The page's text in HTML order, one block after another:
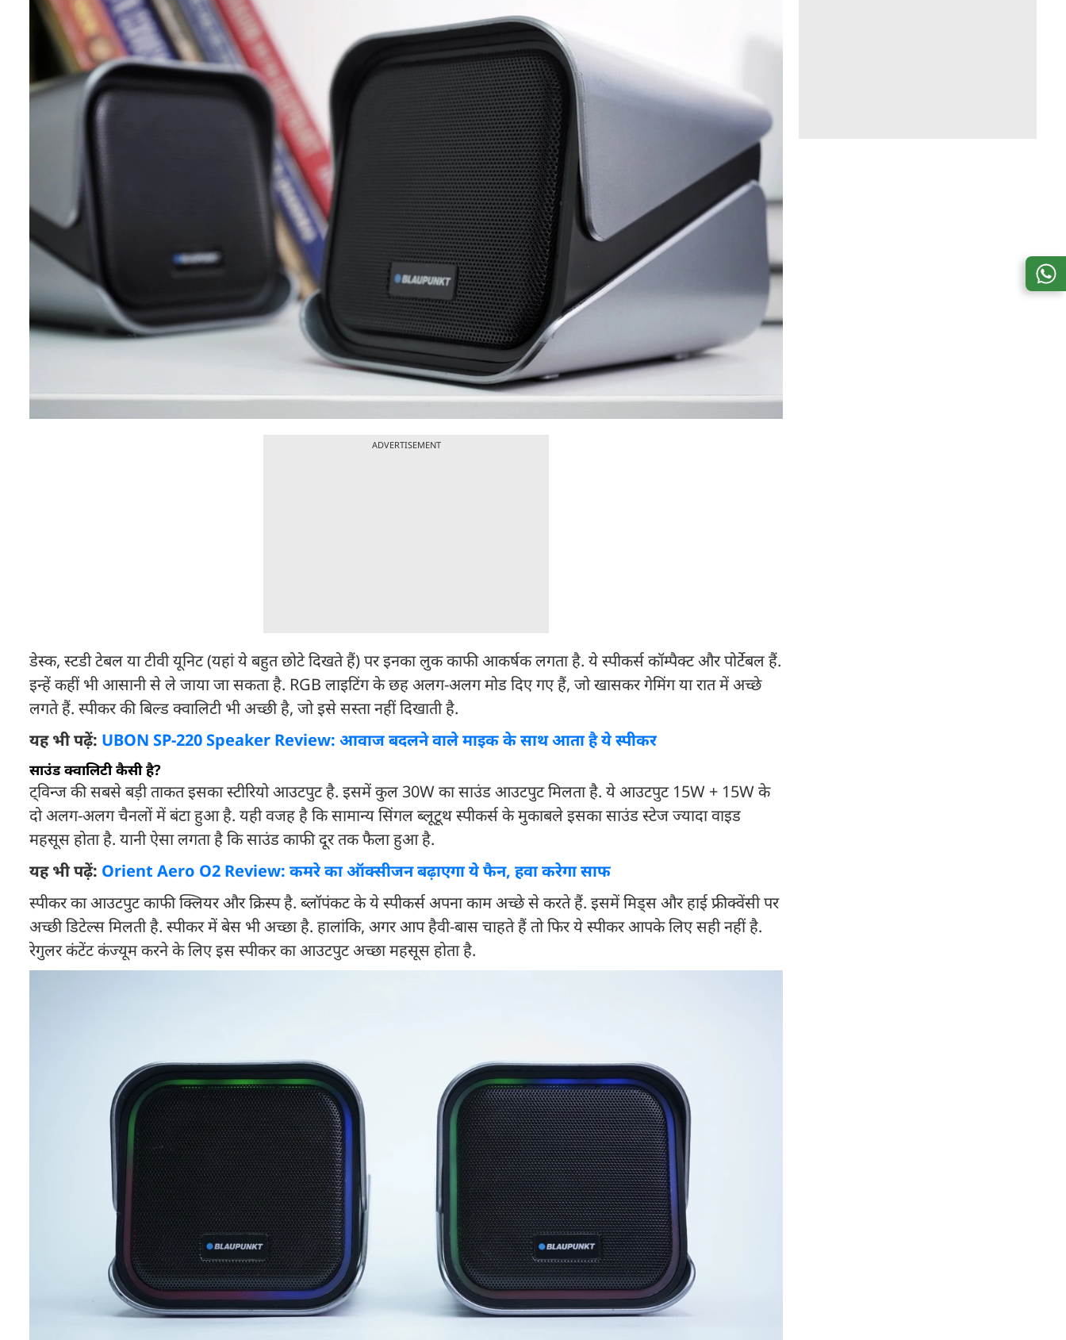
ADVERTISEMENT
डेस्क, स्टडी टेबल या टीवी यूनिट (यहां ये बहुत छोटे दिखते हैं) पर इनका लुक काफी आकर्षक लगता है. ये स्पीकर्स कॉम्पैक्ट और पोर्टेबल हैं.
इन्हें कहीं भी आसानी से ले जाया जा सकता है. RGB लाइटिंग के छह अलग-अलग मोड दिए गए हैं, जो खासकर गेमिंग या रात में अच्छे
लगते हैं. स्पीकर की बिल्ड क्वालिटी भी अच्छी है, जो इसे सस्ता नहीं दिखाती है.
यह भी पढ़ें: UBON SP-220 Speaker Review: आवाज बदलने वाले माइक के साथ आता है ये स्पीकर
साउंड क्वालिटी कैसी है?
ट्विन्ज की सबसे बड़ी ताकत इसका स्टीरियो आउटपुट है. इसमें कुल 30W का साउंड आउटपुट मिलता है. ये आउटपुट 15W + 15W के
दो अलग-अलग चैनलों में बंटा हुआ है. यही वजह है कि सामान्य सिंगल ब्लूटूथ स्पीकर्स के मुकाबले इसका साउंड स्टेज ज्यादा वाइड
महसूस होता है. यानी ऐसा लगता है कि साउंड काफी दूर तक फैला हुआ है.
यह भी पढ़ें: Orient Aero O2 Review: कमरे का ऑक्सीजन बढ़ाएगा ये फैन, हवा करेगा साफ
स्पीकर का आउटपुट काफी क्लियर और क्रिस्प है. ब्लॉपंकट के ये स्पीकर्स अपना काम अच्छे से करते हैं. इसमें मिड्स और हाई फ्रीक्वेंसी पर
अच्छी डिटेल्स मिलती है. स्पीकर में बेस भी अच्छा है. हालांकि, अगर आप हैवी-बास चाहते हैं तो फिर ये स्पीकर आपके लिए सही नहीं है.
रेगुलर कंटेंट कंज्यूम करने के लिए इस स्पीकर का आउटपुट अच्छा महसूस होता है.